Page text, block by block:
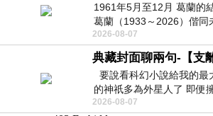
1961年5月至12月 葛蘭的
葛蘭（1933～2026）偕同
2004）乘郵輪赴倫敦6月15
2026-08-07
典藏封面聊兩句-【支
要說看科幻小說給我的最
的神祇多為外星人了 即便
驚世駭俗的神通法門 也未必
2026-08-07